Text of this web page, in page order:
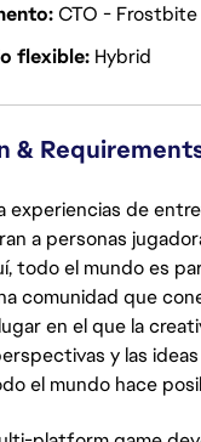
CTO - Frostbite
flexible Hybrid
&
experiencias de
a personas
todo el mundo es
comunidad que
en el que la
y las
el mundo hace